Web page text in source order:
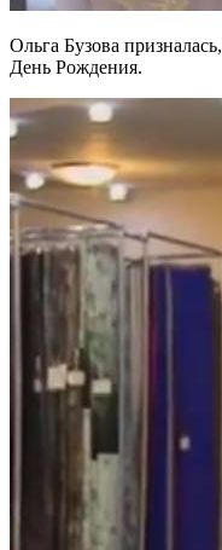
Ольга Бузова
День Рождения.